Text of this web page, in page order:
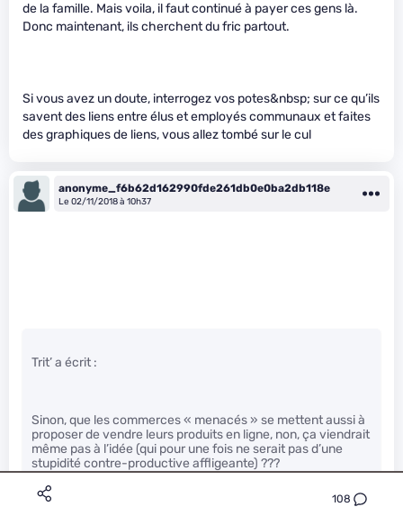
108
de la famille. Mais voila, il faut continué à payer ces gens là.
Donc maintenant, ils cherchent du fric partout.
Si vous avez un doute, interrogez vos potes&nbsp; sur ce qu’ils
savent des liens entre élus et employés communaux et faites
des graphiques de liens, vous allez tombé sur le cul
anonyme_f6b62d162990fde261db0e0ba2db118e
Le 02/11/2018 à 10h37
Trit’ a écrit :
Sinon, que les commerces « menacés » se mettent aussi à
proposer de vendre leurs produits en ligne, non, ça viendrait
même pas à l’idée (qui pour une fois ne serait pas d’une
stupidité contre-productive affligeante) ???